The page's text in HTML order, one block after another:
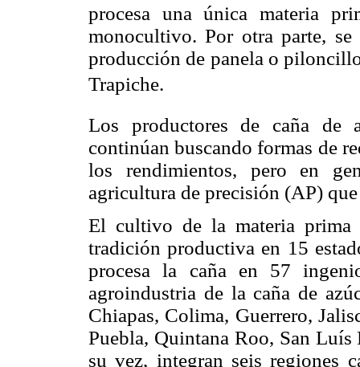
procesa una única materia
monocultivo. Por otra parte,
producción de panela o
Trapiche.
Los productores de caña de
continúan buscando formas de
los rendimientos, pero en
agricultura de precisión (AP)
El cultivo de la materia prima
tradición productiva en 15
procesa la caña en 57
agroindustria de la caña de
Chiapas, Colima, Guerrero,
Puebla, Quintana Roo, San Luís
su vez, integran seis regiones